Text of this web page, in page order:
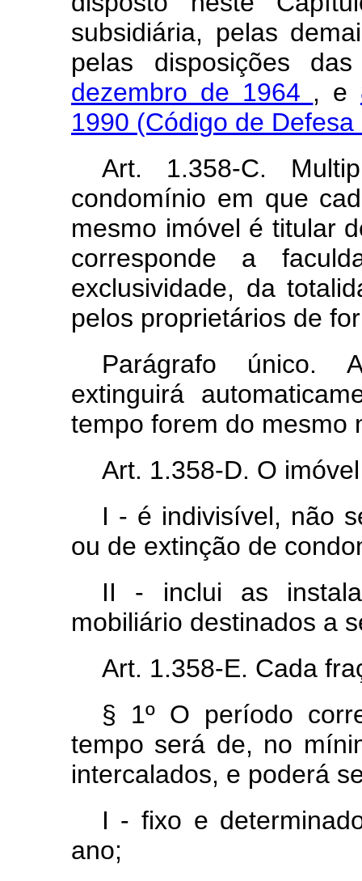
subsidiária, pelas
pelas disposições
dezembro de 1964 , e
1990 (Código de
Art. 1.358-C.
condomínio em que
mesmo imóvel é titular
corresponde a
exclusividade, da
pelos proprietários de
Parágrafo único.
extinguirá
tempo forem do mesmo
Art. 1.358-D. O
I - é indivisível, não
ou de extinção de
II - inclui as
mobiliário destinados a
Art. 1.358-E. Cada
§ 1º O período
tempo será de, no
intercalados, e poderá
I - fixo e
ano;